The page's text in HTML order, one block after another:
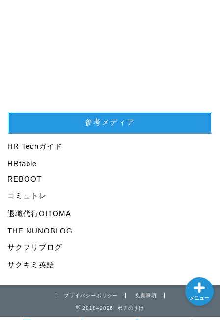
参考メディア
HR Techガイド
HRtable
REBOOT
コミュトレ
退職代行OITOMA
THE NUNOBLOG
サクフリブログ
サクキミ英語
プライバシーポリシー 免責事項
2018–2026 ポチのすけ
メニュー